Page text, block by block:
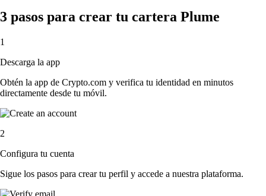
3 pasos para crear tu cartera Plume
1
Descarga la app
Obtén la app de Crypto.com y verifica tu identidad en minutos
directamente desde tu móvil.
2
Configura tu cuenta
Sigue los pasos para crear tu perfil y accede a nuestra plataforma.